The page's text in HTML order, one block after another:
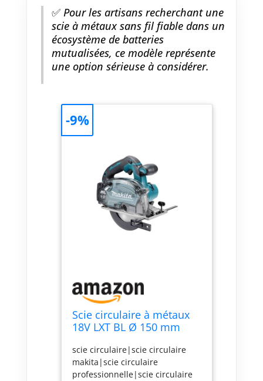
✅Pour les artisans recherchant une
scie à métaux sans fil fiable dans un
écosystème de batteries
mutualisées, ce modèle représente
une option sérieuse à considérer.
Scie circulaire à métaux
18V LXT BL Ø 150 mm
- MAKITA DCS553ZJ
scie circulaire|scie circulaire
makita|scie circulaire
professionnelle|scie circulaire
-9%